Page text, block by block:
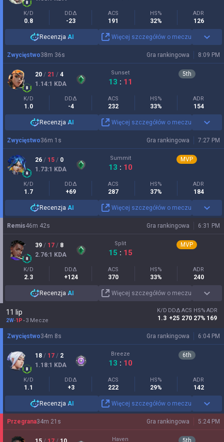
K/D
0.8
DDΔ
-23
ACS
191
HS%
32%
ADR
126
Recenzja AI Więcej szczegółów o meczu
Gra rankingowa 8:09 PM
Zwycięstwo38m 36s
20 / 21 / 4
1.14:1 KDA
Sunset
13 : 11
5th
K/D
1.0
DDΔ
-4
ACS
232
HS%
33%
ADR
154
Recenzja AI Więcej szczegółów o meczu
Gra rankingowa 7:27 PM
Zwycięstwo36m 1 s
26 / 15 / 0
1.73:1 KDA
Summit
13 : 10
MVP
K/D
1.7
DDΔ
+69
ACS
287
HS%
37%
ADR
184
Recenzja AI Więcej szczegółów o meczu
Gra rankingowa 6:31 PM
Remis46m 42s
39 / 17 / 8
2.76:1 KDA
Split
15 : 15
MVP
K/D
2.3
DDΔ
+124
ACS
370
HS%
33%
ADR
240
Recenzja AI Więcej szczegółów o meczu
11 lip
2W-1P 3 Mecze
K/D
1.3
DDΔ
+25
ACS
270
HS%
27%
ADR
169
Gra rankingowa 6:04 PM
Zwycięstwo34m 8s
18 / 17 / 2
1.18:1 KDA
Breeze
13 : 10
6th
K/D
1.1
DDΔ
+3
ACS
222
HS%
29%
ADR
142
Recenzja AI Więcej szczegółów o meczu
Gra rankingowa 5:24 PM
Przegrana34m 21 s
Haven 5th